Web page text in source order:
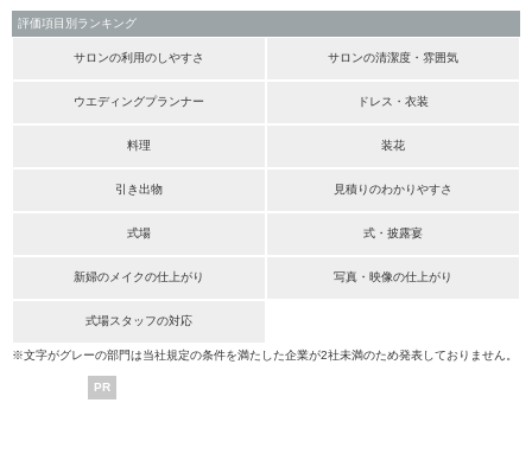
評価項目別ランキング
サロンの利用のしやすさ サロンの清潔度・雰囲気
ウエディングプランナー ドレス・衣装
料理 装花
引き出物 見積りのわかりやすさ
式場 式・披露宴
新婦のメイクの仕上がり 写真・映像の仕上がり
式場スタッフの対応
※文字がグレーの部門は当社規定の条件を満たした企業が2社未満のため発表しておりません。
PR